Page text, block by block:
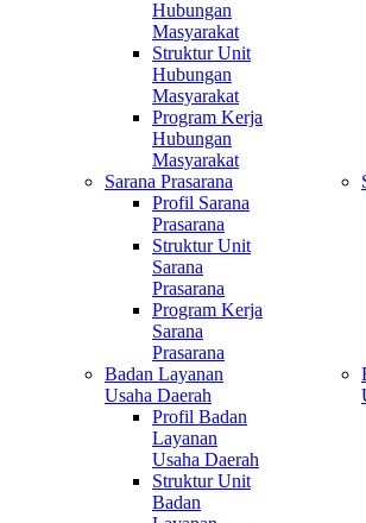
Hubungan
Masyarakat
Struktur Unit
Hubungan
Masyarakat
Program Kerja
Hubungan
Masyarakat
Sarana Prasarana
Profil Sarana
Prasarana
Struktur Unit
Sarana
Prasarana
Program Kerja
Sarana
Prasarana
Badan Layanan
Usaha Daerah
Profil Badan
Layanan
Usaha Daerah
Struktur Unit
Badan